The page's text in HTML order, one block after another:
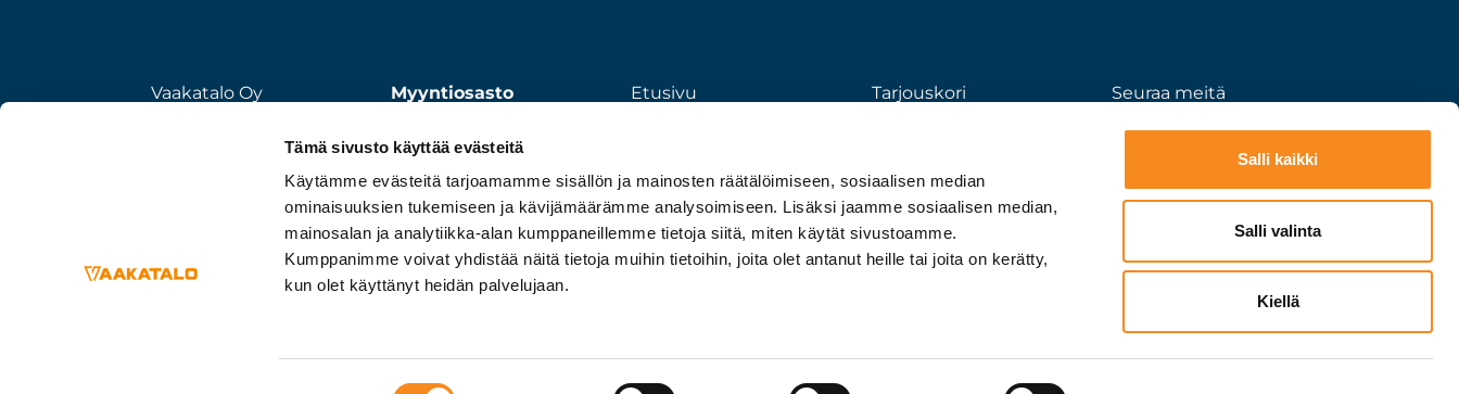
Tämä sivusto käyttää evästeitä
Käytämme evästeitä tarjoamamme sisällön ja mainosten räätälöimiseen, sosiaalisen median
ominaisuuksien tukemiseen ja kävijämäärämme analysoimiseen. Lisäksi jaamme sosiaalisen median,
mainosalan ja analytiikka-alan kumppaneillemme tietoja siitä, miten käytät sivustoamme.
Kumppanimme voivat yhdistää näitä tietoja muihin tietoihin, joita olet antanut heille tai joita on kerätty,
kun olet käyttänyt heidän palvelujaan.
Salli kaikki
Salli valinta
Kiellä
Vaakatalo Oy
33580 TAMPERE
info@vaakatalo.com
Myyntiosasto
020 7351 503
Etusivu
Yritys
Ota yhteyttä
Tarjouskori
Seuraa meitä